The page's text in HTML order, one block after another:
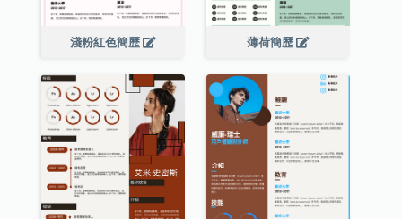
淺粉紅色簡歷 薄荷簡歷